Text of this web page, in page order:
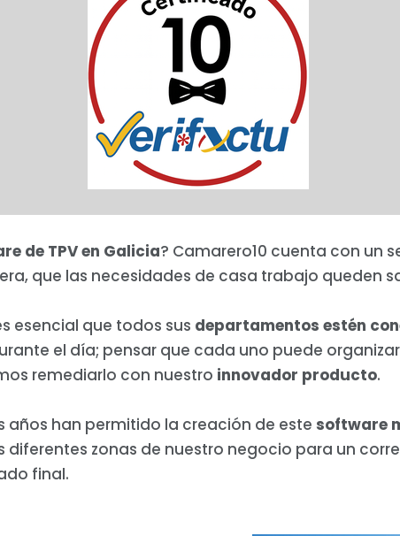
de TPV en Galicia? Camarero10 cuenta con un
que las necesidades de casa trabajo queden
esencial que todos sus departamentos estén
el día; pensar que cada uno puede
remediarlo con nuestro innovador producto.
años han permitido la creación de este software
zonas de nuestro negocio para un
final.